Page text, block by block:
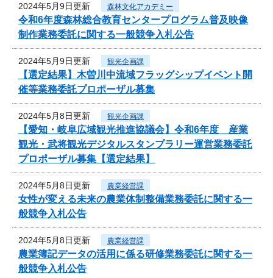
2024年5月9日更新 森林文化アカデミー
令和6年度森林総合教育センタープログラム普及映像
制作業務委託に関する一般競争入札公告
2024年5月9日更新 観光企画課
【選定結果】木曽川中流域フラッグシップイベント開
催等業務委託プロポーザル募集
2024年5月8日更新 観光企画課
【愛知・岐阜広域観光推進協議会】令和6年度 産業
観光・武将観光デジタルスタンプラリー運営業務委託
プロポーザル募集【選定結果】
2024年5月8日更新 農業経営課
女性が変える未来の農業体制整備業務委託に関する一
般競争入札公告
2024年5月8日更新 農業経営課
農業簿記データの活用に係る研修業務委託に関する一
般競争入札公告